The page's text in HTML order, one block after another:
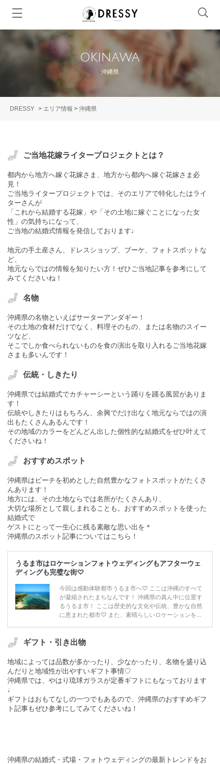
OKINAWA
沖縄県
DRESSY > エリア情報 > 沖縄県
ご当地花嫁ライタープロジェクトとは？
都内から地方へ嫁ぐ花嫁さま、地方から都内へ嫁ぐ花嫁さま必
見！
ご当地ライタープロジェクトでは、そのエリアで特化したはライ
ターさんが
「これから結婚する花嫁」や「その土地に嫁ぐことになった女
性」の気持ちになって、
ご当地の結婚式情報を発信しております♩
地元の手土産さん、ドレスショップ、ブーケ、フォトスポットな
ど、
地元ならではの情報を知りたい方！ぜひご当地記事を参考にして
みてくださいね！
名物
沖縄県の名物といえばサーターアンダギー！
その土地の食材だけでなく、料理そのもの、または名物のスイー
ツなど、
そこでしか食べられないものを食の演出を取り入れるご当地花嫁
さまも多いんです！
伝統・しきたり
沖縄県では結婚式でカチャーシーという踊りを踊る風習がありま
す！
伝統やしきたりはもちろん、余興でだけ出なく地元ならではの演
出もたくさんあるんです！
その地域のカラーをどんどん出した個性的な結婚式をぜひ叶えて
くださいね！
おすすめスポット
沖縄県はビーチを初めとした自然豊かなフォトスポットがたくさ
んあります！
地方には、その土地ならでは名所がたくさんあり、
大切な場所として親しまれることも。おすすめスポットを使った
結婚式で
ゲストにとって一生心に残る素敵な思い出を＊
沖縄県のスポット記事についてはこちら！
うるま市はロケーションフォトウェディングもアフターウェ
ディングも完璧な街♡
今回は感動体験都市うるま市へ♡ ここは沖縄のすべて
が凝縮されたまちなんです！ 沖縄県の真ん中に位置す
るうるま市！ ここは歴史的な文化や伝統、豊かな自然
に恵まれた都市♡ また、素晴らしいロケーションを利
ォトウェディング♡がおすすめ！！ もちろん！！アフ
ツなどのアクティビティや 勝連城跡などの歴史散策、
海中道路ドライブ まさに、沖縄のいいとこ取りの場所
なんです♡ 今回は、アフターウェディングにピッタリ
の素敵なスポットをご紹介しちゃいます！！ &nbs […]
ギフト・引き出物
地域によっては品数が多かったり、少なかったり、名物を盛り込
んだりと地域性が出やすいギフト事情♡
沖縄県では、やはり琉球ガラスが定番ギフトにもなっております
♩
ギフトはおもてなしの一つでもあるので、沖縄県のおすすめギフ
ト記事もぜひ参考にしてみてくださいね！
沖縄県の結婚式・式場・フォトウェディングの最新トレンドをお